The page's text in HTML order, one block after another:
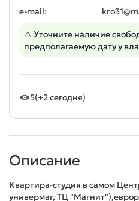
e-mail:
⚠ Уточните наличие
предполагаемую дату у
5(+2 сегодня)
Описание
Квартира-студия в самом
универмаг, ТЦ